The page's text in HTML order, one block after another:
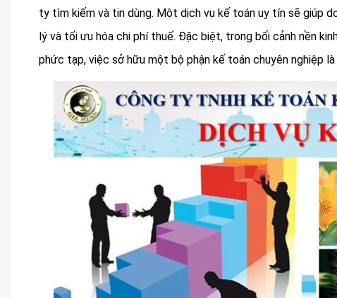
ty tìm kiếm và tin dùng. Một dịch vụ kế toán uy tín sẽ giúp
lý và tối ưu hóa chi phí thuế. Đặc biệt, trong bối cảnh nền
phức tạp, việc sở hữu một bộ phận kế toán chuyên nghiệp